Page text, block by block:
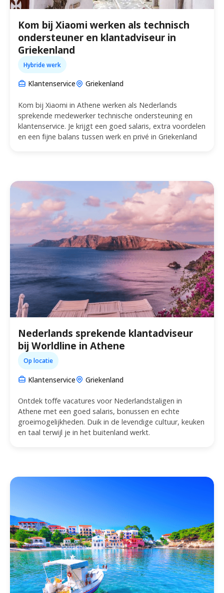
Kom bij Xiaomi werken als technisch
ondersteuner en klantadviseur in
Griekenland
Hybride werk
Klantenservice Griekenland
Kom bij Xiaomi in Athene werken als Nederlands
sprekende medewerker technische ondersteuning en
klantenservice. Je krijgt een goed salaris, extra voordelen
en een fijne balans tussen werk en privé in Griekenland
Nederlands sprekende klantadviseur
bij Worldline in Athene
Op locatie
Klantenservice Griekenland
Ontdek toffe vacatures voor Nederlandstaligen in
Athene met een goed salaris, bonussen en echte
groeimogelijkheden. Duik in de levendige cultuur, keuken
en taal terwijl je in het buitenland werkt.